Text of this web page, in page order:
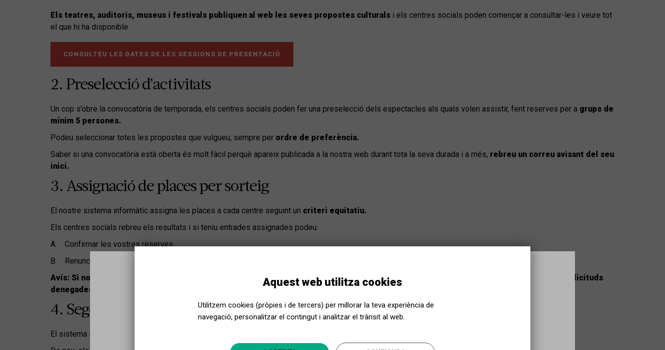
Els teatres, auditoris, museus i festivals publiquen al web les seves propostes culturals i els centres socials poden començar a consultar-les i veure tot
el que hi ha disponible.
CONSULTEU LES DATES DE LES SESSIONS DE PRESENTACIÓ
2. Preselecció d’activitats
Un cop s’obre la convocatòria de temporada, els centres socials poden fer una preselecció dels espectacles als quals volen assistir, fent reserves per a grups de
mínim 5 persones.
Podeu seleccionar totes les propostes que vulgueu, sempre per ordre de preferència.
Saber si una convocatòria està oberta és molt fàcil perquè apareix publicada a la nostra web durant tota la seva durada i a més, rebreu un correu avisant del seu
inici.
3. Assignació de places per sorteig
El nostre sistema informàtic assigna les places a cada centre seguint un criteri equitatiu.
Els centres socials rebreu els resultats i si teniu entrades assignades podeu:
A. Confirmar les vostres reserves
B. Renunciar a les entrades
Avís: Si no heu tingut sort i no se us han assignat entrades, podeu participar en la segona volta d'assignacions, indicant-ho a l'apartat sol·licituds
denegades.
4. Segona volta d’assignacions per sorteig
El sistema informàtic fa una nova assignació amb les places que han quedat lliures i els centres socials rebeu els resultats.
Aquest web utilitza cookies
Utilitzem cookies (pròpies i de tercers) per millorar la teva experiència de
navegació, personalitzar el contingut i analitzar el trànsit al web.